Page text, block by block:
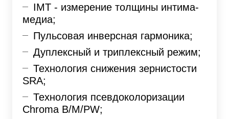
IMT - измерение толщины интима-
медиа;
Пульсовая инверсная гармоника;
Дуплексный и триплексный режим;
Технология снижения зернистости
SRA;
Технология псевдоколоризации
Chroma B/M/PW;